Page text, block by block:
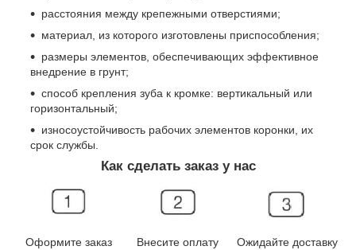
расстояния между крепежными отверстиями;
материал, из которого изготовлены приспособления;
размеры элементов, обеспечивающих эффективное
внедрение в грунт;
способ крепления зуба к кромке: вертикальный или
горизонтальный;
износоустойчивость рабочих элементов коронки, их
срок службы.
Как сделать заказ у нас
Оформите заказ
Внесите оплату
Ожидайте доставку